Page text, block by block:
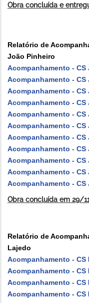
Obra concluída e
Relatório de
João Pinheiro
Acompanhamento - CS
Acompanhamento - CS
Acompanhamento - CS
Acompanhamento - CS
Acompanhamento - CS
Acompanhamento - CS
Acompanhamento - CS
Acompanhamento - CS
Acompanhamento - CS
Acompanhamento - CS
Acompanhamento - CS
Obra concluída em 29/
Relatório de
Lajedo
Acompanhamento - CS
Acompanhamento - CS
Acompanhamento - CS
Acompanhamento - CS